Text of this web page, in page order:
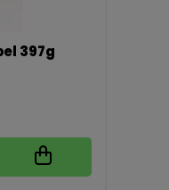
397g